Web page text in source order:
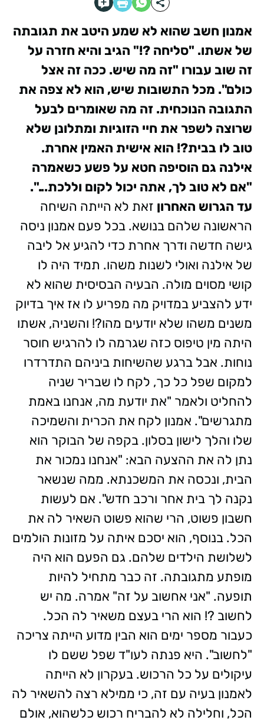
אמנון חשב שהוא לא שמע היטב את תגובתה
של אשתו. "סליחה ?!" הגיב והיא חזרה על
זה שוב עבורו "זה מה שיש. ככה זה אצל
כולם". מכל התשובות שיש, הוא לא צפה את
התגובה הנוכחית. זה מה שאומרים לבעל
שרוצה לשפר את חיי הזוגיות ומתלונן שלא
טוב לו בבית?! הוא אישית האמין אחרת.
אילנה גם הוסיפה חטא על פשע כשאמרה
"אם לא טוב לך, אתה יכול לקום וללכת...".
עד הגרוש האחרון זאת לא הייתה השיחה
הראשונה שלהם בנושא. בכל פעם אמנון ניסה
גישה חדשה ודרך אחרת כדי להגיע אל ליבה
של אילנה ואולי לשנות משהו. תמיד היה לו
קושי מסוים מולה. הבעיה הבסיסית שהוא לא
ידע להצביע במדויק מה מפריע לו אז איך בדיוק
משנים משהו שלא יודעים מהו?! והשניה, אשתו
היתה מין טיפוס כזה שגרמה לו להרגיש חוסר
נוחות. אבל ברגע שהשיחות ביניהם התדרדרו
למקום שפל כל כך, לקח לו שבריר שניה
להחליט ולאמר "את יודעת מה, אנחנו באמת
מתגרשים". אמנון לקח את הכרית והשמיכה
שלו והלך לישון בסלון. בקפה של הבוקר הוא
נתן לה את ההצעה הבא: "אנחנו נמכור את
הבית, ונכסה את המשכנתא. ממה שנשאר
נקנה לך בית אחר ורכב חדש". אם לעשות
חשבון פשוט, הרי שהוא פשוט השאיר לה את
הכל. בנוסף, הוא יסכם איתה על מזונות הולמים
לשלושת הילדים שלהם. גם הפעם הוא היה
מופתע מתגובתה. זה כבר מתחיל להיות
תופעה. "אני אחשוב על זה" אמרה. מה יש
לחשוב ?! הוא הרי בעצם משאיר לה הכל.
כעבור מספר ימים הוא הבין מדוע הייתה צריכה
"לחשוב". היא פנתה לעו"ד שפל ששם לו
עיקולים על כל הרכוש. בעקרון לא הייתה
לאמנון בעיה עם זה, כי ממילא רצה להשאיר לה
הכל, וחלילה לא להבריח רכוש כלשהוא, אולם